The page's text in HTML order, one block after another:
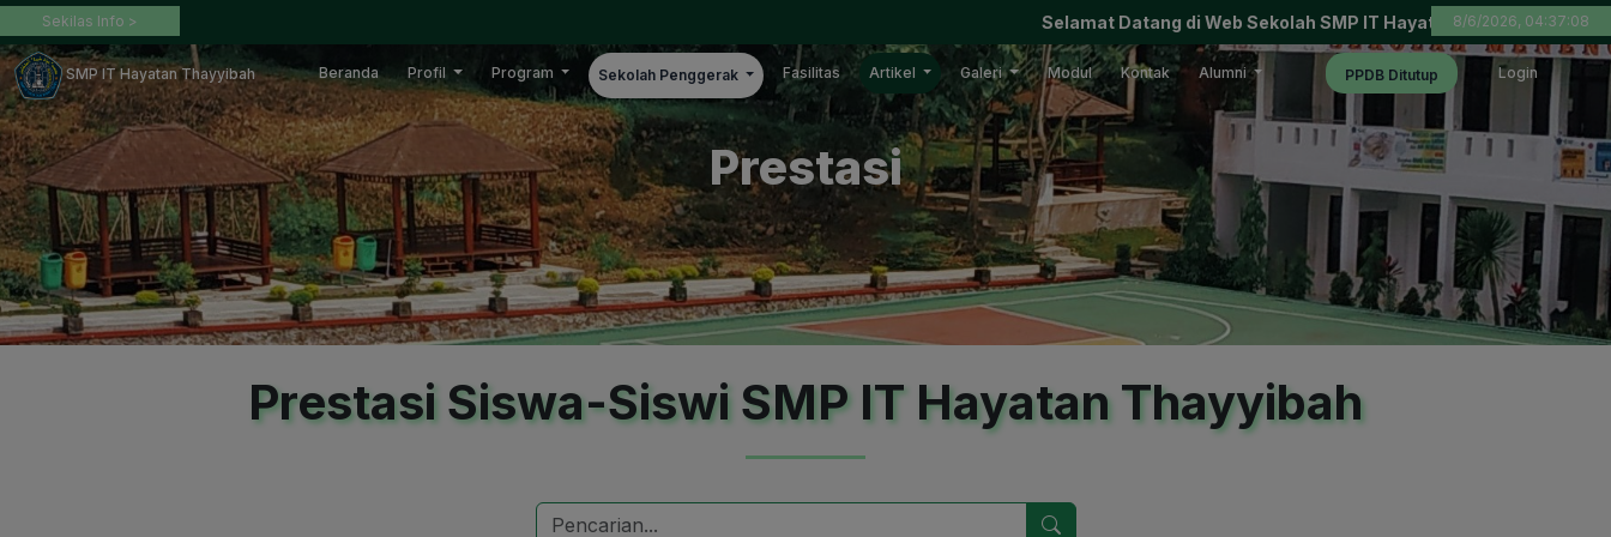
Sekilas Info > Selamat Datang di Web Sekolah SMP IT Hayatan Thayyibah Sukabumi
8/6/2026, 04:37:09
SMP IT Hayatan Thayyibah Beranda Profil Program Sekolah Penggerak Fasilitas Artikel Galeri Modul Kontak Alumni PPDB Ditutup Login
Prestasi
Prestasi Siswa-Siswi SMP IT Hayatan Thayyibah